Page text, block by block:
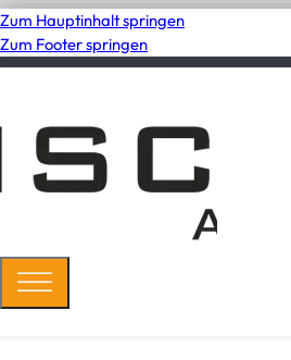
Zum Hauptinhalt springen
Zum Footer springen